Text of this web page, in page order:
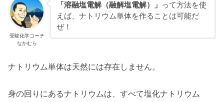
受験化学コーチ
なかむら
「溶融塩電解（融解塩電解）」
って方法を使
えば、ナトリウム単体を作ることは可能だ
ぜ！
ナトリウム単体は天然には存在しません。
身の回りにあるナトリウムは、すべて塩化ナトリウム